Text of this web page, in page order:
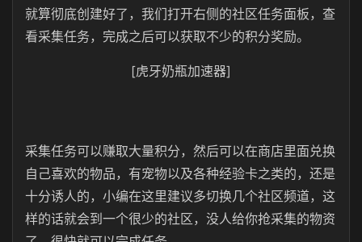
就算彻底创建好了，我们打开右侧的社区任务面板，查
看采集任务，完成之后可以获取不少的积分奖励。
[虎牙奶瓶加速器]
采集任务可以赚取大量积分，然后可以在商店里面兑换
自己喜欢的物品，有宠物以及各种经验卡之类的，还是
十分诱人的，小编在这里建议多切换几个社区频道，这
样的话就会到一个很少的社区，没人给你抢采集的物资